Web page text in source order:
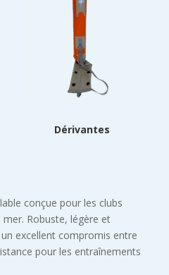
Dérivantes
conçue pour les clubs
Robuste, légère et
excellent compromis entre
pour les entraînements